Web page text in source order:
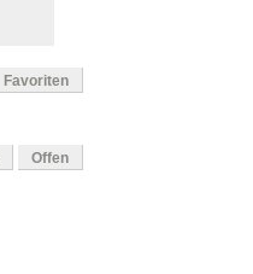
Favoriten
Offen